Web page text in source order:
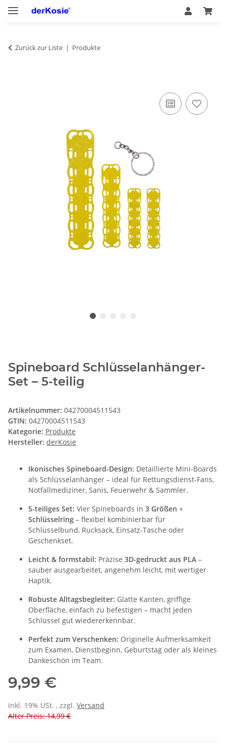
Zurück zur Liste Produkte
Spineboard Schlüsselanhänger-
Set – 5-teilig
Artikelnummer: 04270004511543
GTIN: 04270004511543
Kategorie: Produkte
Hersteller: derKosie
Ikonisches Spineboard-Design: Detaillierte Mini-Boards
als Schlüsselanhänger – ideal für Rettungsdienst-Fans,
Notfallmediziner, Sanis, Feuerwehr & Sammler.
5-teiliges Set: Vier Spineboards in 3 Größen +
Schlüsselring – flexibel kombinierbar für
Schlüsselbund, Rucksack, Einsatz-Tasche oder
Geschenkset.
Leicht & formstabil: Präzise 3D-gedruckt aus PLA –
sauber ausgearbeitet, angenehm leicht, mit wertiger
Haptik.
Robuste Alltagsbegleiter: Glatte Kanten, griffige
Oberfläche, einfach zu befestigen – macht jeden
Schlüssel gut wiedererkennbar.
Perfekt zum Verschenken: Originelle Aufmerksamkeit
zum Examen, Dienstbeginn, Geburtstag oder als kleines
Dankeschön im Team.
9,99 €
inkl. 19% USt. , zzgl. Versand
Alter Preis: 14,99 €